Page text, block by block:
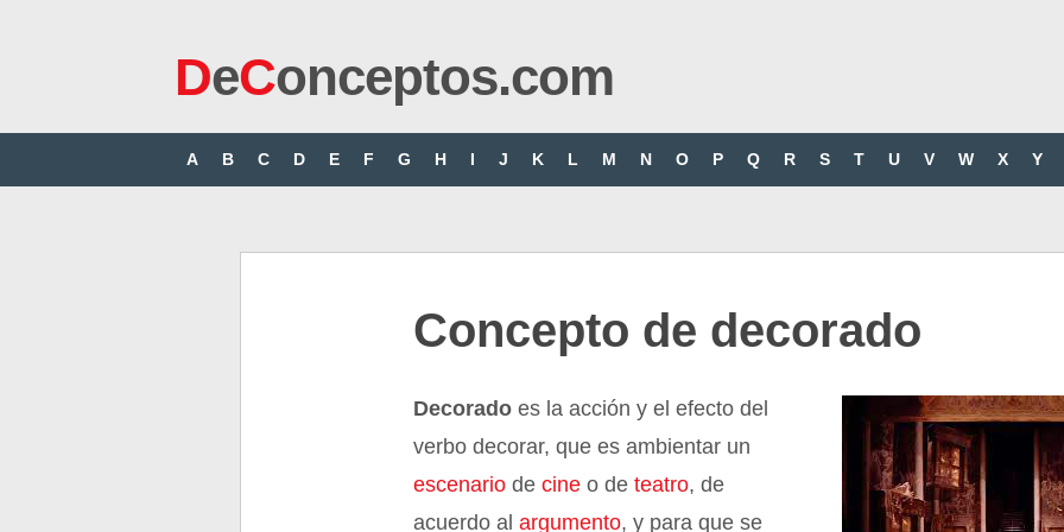
DeConceptos.com
A B C D E F G H I J K L M N O P Q R S T U V W X Y
Concepto de decorado
Decorado es la acción y el efecto del
verbo decorar, que es ambientar un
escenario decine o deteatro, de
acuerdo alargumento, y para que se